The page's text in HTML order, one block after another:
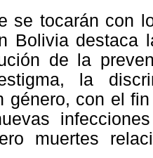
se tocarán con
Bolivia destaca
de la
la
género, con el
muertes